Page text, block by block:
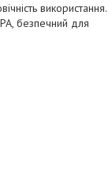
використання.
безпечний для